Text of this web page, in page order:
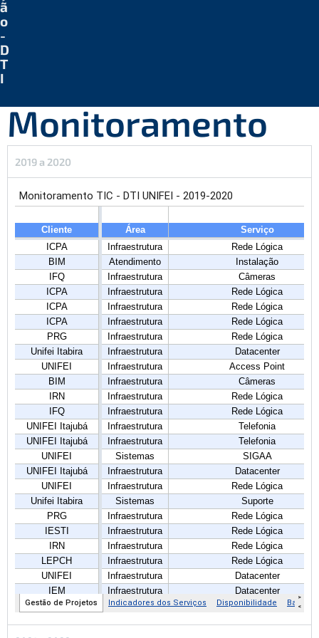
ã
o
-
D
T
I
Monitoramento
2019 a 2020